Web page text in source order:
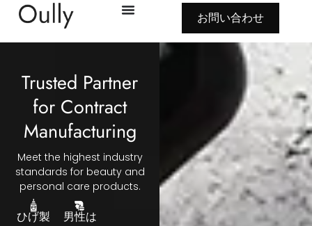
お問い合わせ
Trusted Partner
for Contract
Manufacturing
Meet the highest industry
standards for beauty and
personal care products.
ひげ製
男性は